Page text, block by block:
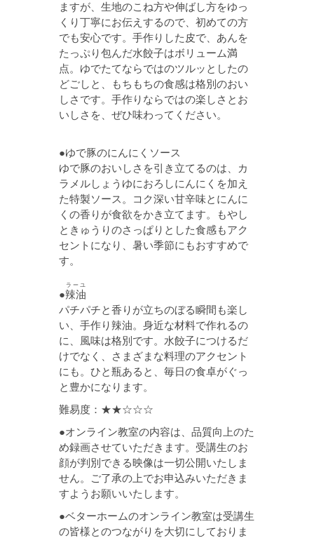
ますが、生地のこね方や伸ばし方をゆっ
くり丁寧にお伝えするので、初めての方
でも安心です。手作りした皮で、あんを
たっぷり包んだ水餃子はボリューム満
点。ゆでたてならではのツルッとしたの
どごしと、もちもちの食感は格別のおい
しさです。手作りならではの楽しさとお
いしさを、ぜひ味わってください。
●ゆで豚のにんにくソース
ゆで豚のおいしさを引き立てるのは、カ
ラメルしょうゆにおろしにんにくを加え
た特製ソース。コク深い甘辛味とにんに
くの香りが食欲をかき立てます。もやし
ときゅうりのさっぱりとした食感もアク
セントになり、暑い季節にもおすすめで
す。
●辣油
ラーユ
パチパチと香りが立ちのぼる瞬間も楽し
い、手作り辣油。身近な材料で作れるの
に、風味は格別です。水餃子につけるだ
けでなく、さまざまな料理のアクセント
にも。ひと瓶あると、毎日の食卓がぐっ
と豊かになります。
難易度：★★☆☆☆
●オンライン教室の内容は、品質向上のた
め録画させていただきます。受講生のお
顔が判別できる映像は一切公開いたしま
せん。ご了承の上でお申込みいただきま
すようお願いいたします。
●ベターホームのオンライン教室は受講生
の皆様とのつながりを大切にしておりま